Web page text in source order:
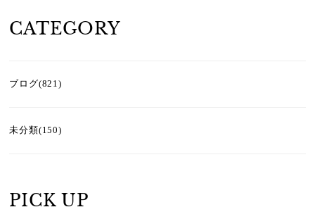
CATEGORY
ブログ(821)
未分類(150)
PICK UP